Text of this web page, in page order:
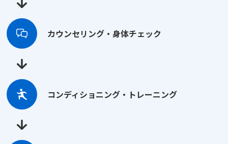
カウンセリング・身体チェック
コンディショニング・トレーニング